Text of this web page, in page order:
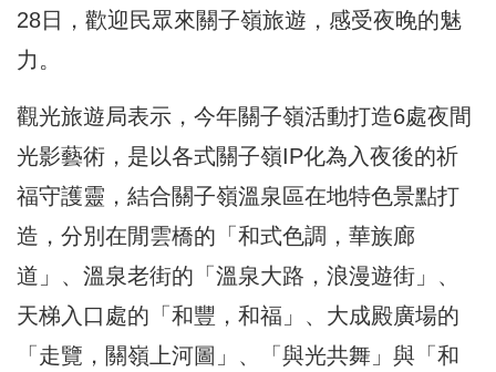
28日，歡迎民眾來關子嶺旅遊，感受夜晚的魅
力。
觀光旅遊局表示，今年關子嶺活動打造6處夜間
光影藝術，是以各式關子嶺IP化為入夜後的祈
福守護靈，結合關子嶺溫泉區在地特色景點打
造，分別在閒雲橋的「和式色調，華族廊
道」、溫泉老街的「溫泉大路，浪漫遊街」、
天梯入口處的「和豐，和福」、大成殿廣場的
「走覽，關嶺上河圖」、「與光共舞」與「和